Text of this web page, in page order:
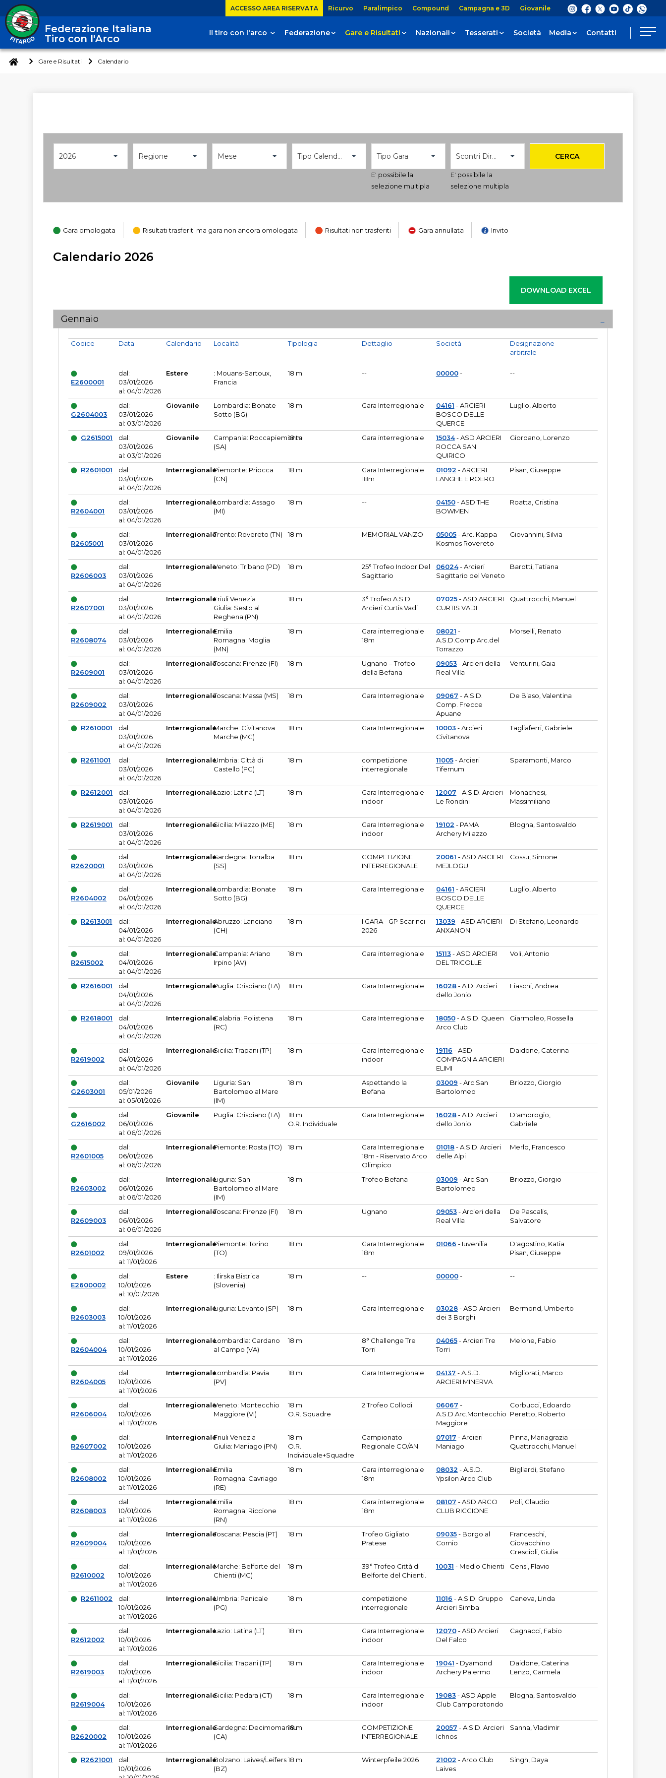
ACCESSO AREA RISERVATA Ricurvo Paralimpico Compound Campagna e 3D Giovanile
Federazione Italiana
Tiro con l'Arco
Il tiro con l'arco Federazione Gare e Risultati Nazionali Tesserati Società Media Contatti
Gare e Risultati Calendario
2026 Regione Mese Tipo Calendario Tipo Gara
E' possibile la
selezione multipla
Scontri Diretti
E' possibile la
selezione multipla
CERCA
Gara omologata Risultati trasferiti ma gara non ancora omologata Risultati non trasferiti Gara annullata Invito
Calendario 2026
Gennaio
Codice
E2600001
Data
dal:
03/01/2026
al: 04/01/2026
Calendario
Estere
Località
: Mouans-Sartoux,
Francia
Tipologia
18 m
Dettaglio
--
Società
00000-
Designazione
arbitrale
--
G2604003
dal:
03/01/2026
al: 03/01/2026
Giovanile
Lombardia: Bonate
Sotto (BG)
18 m Gara Interregionale 04161 - ARCIERI
BOSCO DELLE
QUERCE
Luglio, Alberto
G2615001
dal:
03/01/2026
al: 03/01/2026
Giovanile
Campania: Roccapiemonte
(SA)
18 m Gara interregionale 15034- ASD ARCIERI
ROCCA SAN
QUIRICO
Giordano, Lorenzo
R2601001
dal:
03/01/2026
al: 04/01/2026
InterregionalePiemonte: Priocca
(CN)
18 m
Gara Interregionale
18m
01092 - ARCIERI
LANGHE E ROERO
Pisan, Giuseppe
R2604001
dal:
03/01/2026
al: 04/01/2026
InterregionaleLombardia: Assago
(MI)
18 m -- 04150- ASD THE
BOWMEN
Roatta, Cristina
R2605001
dal:
03/01/2026
al: 04/01/2026
InterregionaleTrento: Rovereto (TN) 18 m MEMORIAL VANZO 05005- Arc. Kappa
Kosmos Rovereto
Giovannini, Silvia
R2606003
dal:
03/01/2026
al: 04/01/2026
InterregionaleVeneto: Tribano (PD) 18 m
25° Trofeo Indoor Del
Sagittario
06024- Arcieri
Sagittario del Veneto
Barotti, Tatiana
R2607001
dal:
03/01/2026
al: 04/01/2026
InterregionaleFriuli Venezia
Giulia: Sesto al
Reghena (PN)
18 m
3° Trofeo A.S.D.
Arcieri Curtis Vadi
07025- ASD ARCIERI
CURTIS VADI
Quattrocchi, Manuel
R2608074
dal:
03/01/2026
al: 04/01/2026
InterregionaleEmilia
Romagna: Moglia
(MN)
18 m
Gara interregionale
18m
08021 -
A.S.D.Comp.Arc.del
Torrazzo
Morselli, Renato
R2609001
dal:
03/01/2026
al: 04/01/2026
InterregionaleToscana: Firenze (FI) 18 m
Ugnano – Trofeo
della Befana
09053- Arcieri della
Real Villa
Venturini, Gaia
R2609002
dal:
03/01/2026
al: 04/01/2026
InterregionaleToscana: Massa (MS) 18 m Gara Interregionale 09067 - A.S.D.
Comp. Frecce
Apuane
De Biaso, Valentina
R2610001
dal:
03/01/2026
al: 04/01/2026
InterregionaleMarche: Civitanova
Marche (MC)
18 m Gara Interregionale 10003- Arcieri
Civitanova
Tagliaferri, Gabriele
R2611001
dal:
03/01/2026
al: 04/01/2026
InterregionaleUmbria: Città di
Castello (PG)
18 m
competizione
interregionale
11005- Arcieri
Tifernum
Sparamonti, Marco
R2612001
dal:
03/01/2026
al: 04/01/2026
InterregionaleLazio: Latina (LT) 18 m
Gara Interregionale
indoor
12007 - A.S.D. Arcieri
Le Rondini
Monachesi,
Massimiliano
R2619001
dal:
03/01/2026
al: 04/01/2026
InterregionaleSicilia: Milazzo (ME) 18 m
Gara Interregionale
indoor
19102 - PAMA
Archery Milazzo
Blogna, Santosvaldo
R2620001
dal:
03/01/2026
al: 04/01/2026
InterregionaleSardegna: Torralba
(SS)
18 m
COMPETIZIONE
INTERREGIONALE
20061 - ASD ARCIERI
MEJLOGU
Cossu, Simone
R2604002
dal:
04/01/2026
al: 04/01/2026
InterregionaleLombardia: Bonate
Sotto (BG)
18 m Gara Interregionale 04161 - ARCIERI
BOSCO DELLE
QUERCE
Luglio, Alberto
R2613001
dal:
04/01/2026
al: 04/01/2026
InterregionaleAbruzzo: Lanciano
(CH)
18 m
I GARA - GP Scarinci
2026
13039 - ASD ARCIERI
ANXANON
Di Stefano, Leonardo
R2615002
dal:
04/01/2026
al: 04/01/2026
InterregionaleCampania: Ariano
Irpino (AV)
18 m Gara interregionale 15113- ASD ARCIERI
DEL TRICOLLE
Voli, Antonio
R2616001
dal:
04/01/2026
al: 04/01/2026
InterregionalePuglia: Crispiano (TA) 18 m Gara Interregionale 16028- A.D. Arcieri
dello Jonio
Fiaschi, Andrea
R2618001
dal:
04/01/2026
al: 04/01/2026
InterregionaleCalabria: Polistena
(RC)
18 m Gara Interregionale 18050- A.S.D. Queen
Arco Club
Giarmoleo, Rossella
R2619002
dal:
04/01/2026
al: 04/01/2026
InterregionaleSicilia: Trapani (TP) 18 m
Gara Interregionale
indoor
19116 - ASD
COMPAGNIA ARCIERI
ELIMI
Daidone, Caterina
G2603001
dal:
05/01/2026
al: 05/01/2026
Giovanile
Liguria: San
Bartolomeo al Mare
(IM)
18 m
Aspettando la
Befana
03009 - Arc.San
Bartolomeo
Briozzo, Giorgio
G2616002
dal:
06/01/2026
al: 06/01/2026
Giovanile Puglia: Crispiano (TA)
18 m
O.R. Individuale
Gara Interregionale 16028- A.D. Arcieri
dello Jonio
D'ambrogio,
Gabriele
R2601005
dal:
06/01/2026
al: 06/01/2026
InterregionalePiemonte: Rosta (TO) 18 m
Gara Interregionale
18m - Riservato Arco
Olimpico
01018- A.S.D. Arcieri
delle Alpi
Merlo, Francesco
R2603002
dal:
06/01/2026
al: 06/01/2026
InterregionaleLiguria: San
Bartolomeo al Mare
(IM)
18 m Trofeo Befana 03009 - Arc.San
Bartolomeo
Briozzo, Giorgio
R2609003
dal:
06/01/2026
al: 06/01/2026
InterregionaleToscana: Firenze (FI) 18 m Ugnano 09053- Arcieri della
Real Villa
De Pascalis,
Salvatore
R2601002
dal:
09/01/2026
al: 11/01/2026
InterregionalePiemonte: Torino
(TO)
18 m
Gara Interregionale
18m
01066 - Iuvenilia
D'agostino, Katia
Pisan, Giuseppe
E2600002
dal:
10/01/2026
al: 10/01/2026
Estere
: Ilirska Bistrica
(Slovenia)
18 m -- 00000- --
R2603003
dal:
10/01/2026
al: 11/01/2026
InterregionaleLiguria: Levanto (SP) 18 m Gara Interregionale 03028- ASD Arcieri
dei 3 Borghi
Bermond, Umberto
R2604004
dal:
10/01/2026
al: 11/01/2026
InterregionaleLombardia: Cardano
al Campo (VA)
18 m
8° Challenge Tre
Torri
04065- Arcieri Tre
Torri
Melone, Fabio
R2604005
dal:
10/01/2026
al: 11/01/2026
InterregionaleLombardia: Pavia
(PV)
18 m Gara Interregionale 04137 - A.S.D.
ARCIERI MINERVA
Migliorati, Marco
R2606004
dal:
10/01/2026
al: 11/01/2026
InterregionaleVeneto: Montecchio
Maggiore (VI)
18 m
O.R. Squadre
2 Trofeo Collodi 06067 -
A.S.D.Arc.Montecchio
Maggiore
Corbucci, Edoardo
Peretto, Roberto
R2607002
dal:
10/01/2026
al: 11/01/2026
InterregionaleFriuli Venezia
Giulia: Maniago (PN)
18 m
O.R.
Individuale+Squadre
Campionato
Regionale CO/AN
07017 - Arcieri
Maniago
Pinna, Mariagrazia
Quattrocchi, Manuel
R2608002
dal:
10/01/2026
al: 11/01/2026
InterregionaleEmilia
Romagna: Cavriago
(RE)
18 m
Gara interregionale
18m
08032 - A.S.D.
Ypsilon Arco Club
Bigliardi, Stefano
R2608003
dal:
10/01/2026
al: 11/01/2026
InterregionaleEmilia
Romagna: Riccione
(RN)
18 m
Gara interregionale
18m
08107 - ASD ARCO
CLUB RICCIONE
Poli, Claudio
R2609004
dal:
10/01/2026
al: 11/01/2026
InterregionaleToscana: Pescia (PT) 18 m
Trofeo Gigliato
Pratese
09035- Borgo al
Cornio
Franceschi,
Giovacchino
Crescioli, Giulia
R2610002
dal:
10/01/2026
al: 11/01/2026
InterregionaleMarche: Belforte del
Chienti (MC)
18 m
39° Trofeo Città di
Belforte del Chienti.
10031 - Medio Chienti Censi, Flavio
R2611002
dal:
10/01/2026
al: 11/01/2026
InterregionaleUmbria: Panicale
(PG)
18 m
competizione
interregionale
11016 - A.S.D. Gruppo
Arcieri Simba
Caneva, Linda
R2612002
dal:
10/01/2026
al: 11/01/2026
InterregionaleLazio: Latina (LT) 18 m
Gara Interregionale
indoor
12070- ASD Arcieri
Del Falco
Cagnacci, Fabio
R2619003
dal:
10/01/2026
al: 11/01/2026
InterregionaleSicilia: Trapani (TP) 18 m
Gara Interregionale
indoor
19041 - Dyamond
Archery Palermo
Daidone, Caterina
Lenzo, Carmela
R2619004
dal:
10/01/2026
al: 11/01/2026
InterregionaleSicilia: Pedara (CT) 18 m
Gara Interregionale
indoor
19083- ASD Apple
Club Camporotondo
Blogna, Santosvaldo
R2620002
dal:
10/01/2026
al: 11/01/2026
InterregionaleSardegna: Decimomannu
(CA)
18 m
COMPETIZIONE
INTERREGIONALE
20057 - A.S.D. Arcieri
Ichnos
Sanna, Vladimir
R2621001
dal:
10/01/2026
InterregionaleBolzano: Laives/Leifers
(BZ)
18 m Winterpfeile 2026 21002 - Arco Club
Laives
Singh, Daya